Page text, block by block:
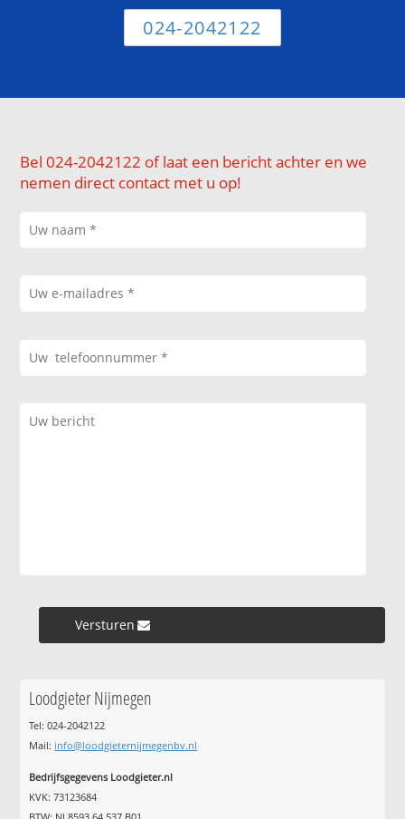
024-2042122
Bel 024-2042122 of laat een bericht achter en we
nemen direct contact met u op!
Versturen »
Loodgieter Nijmegen
Tel: 024-2042122
Mail: info@loodgieternijmegenbv.nl
Bedrijfsgegevens Loodgieter.nl
KVK: 73123684